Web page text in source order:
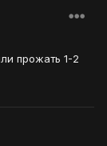
прожать 1-2